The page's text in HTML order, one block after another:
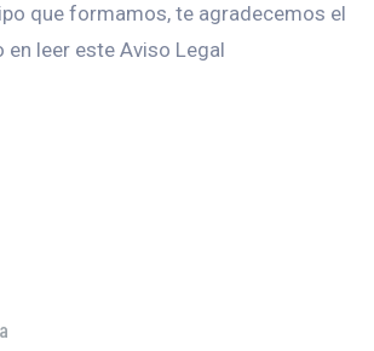
que formamos, te agradecemos el
leer este Aviso Legal